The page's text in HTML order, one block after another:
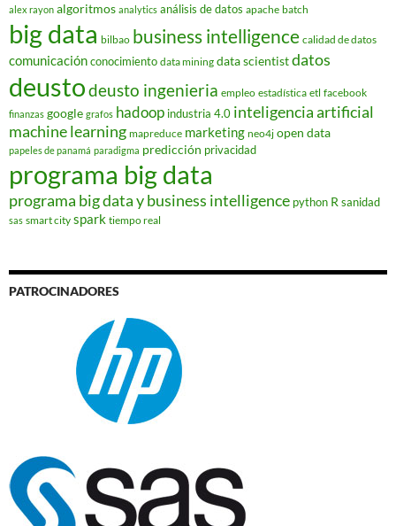
alex rayon algoritmos analytics análisis de datos apache batch
big data bilbao business intelligence calidad de datos
comunicaciónconocimiento data mining data scientistdatos
deustodeusto ingenieria empleo estadística etl facebook
finanzas google grafos hadoop industria 4.0 inteligencia artificial
machine learning mapreduce marketing neo4j open data
papeles de panamá paradigma predicción privacidad
programa big data
programa big data y business intelligence python R sanidad
sas smart city spark tiempo real
PATROCINADORES